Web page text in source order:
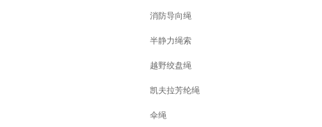
消防导向绳
半静力绳索
越野绞盘绳
凯夫拉芳纶绳
伞绳